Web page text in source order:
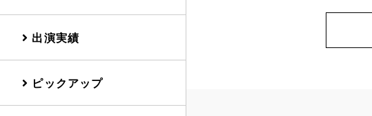
出演実績
ピックアップ